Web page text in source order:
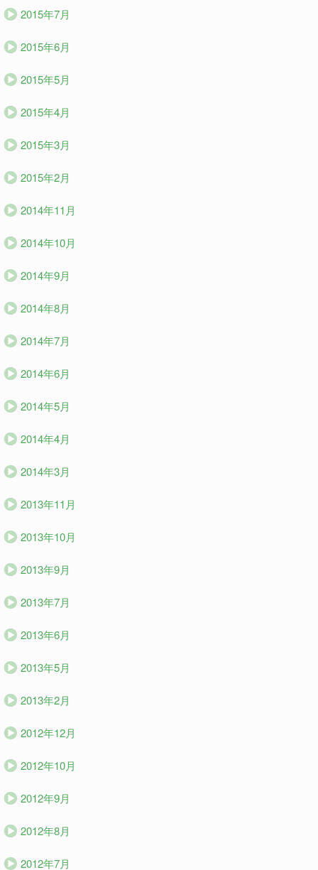
2015年7月
2015年6月
2015年5月
2015年4月
2015年3月
2015年2月
2014年11月
2014年10月
2014年9月
2014年8月
2014年7月
2014年6月
2014年5月
2014年4月
2014年3月
2013年11月
2013年10月
2013年9月
2013年7月
2013年6月
2013年5月
2013年2月
2012年12月
2012年10月
2012年9月
2012年8月
2012年7月